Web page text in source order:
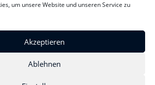
um unsere Website und unseren Service zu
Akzeptieren
Ablehnen